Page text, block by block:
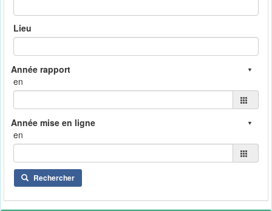
Lieu
en
en
Rechercher